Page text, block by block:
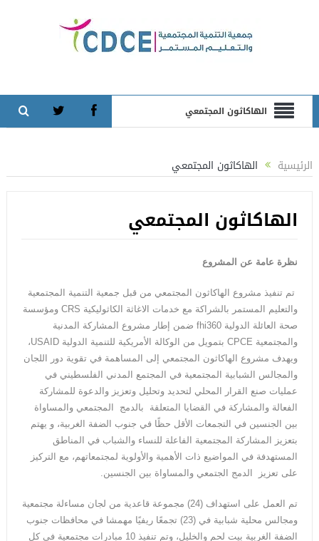
الهاكاثون المجتمعي
الرئيسية الهاكاثون المجتمعي
الهاكاثون المجتمعي
نظرة عامة عن المشروع
تم تنفيذ مشروع الهاكاثون المجتمعي من قبل جمعية التنمية المجتمعية
والتعليم المستمر بالشراكة مع خدمات الاغاثة الكاثوليكية CRS ومؤسسة
صحة العائلة الدولية fhi360 ضمن إطار مشروع المشاركة المدنية
والمجتمعية CPCE بتمويل من الوكالة الأمريكية للتنمية الدولية USAID،
ويهدف مشروع الهاكاثون المجتمعي إلى المساهمة في تقوية دور اللجان
والمجالس الشبابية المجتمعية في المجتمع المدني الفلسطيني في
عمليات صنع القرار المحلي لتحديد وتحليل وتعزيز والدعوة للمشاركة
الفعالة والمشاركة في القضايا المتعلقة بالدمج المجتمعي والمساواة
بين الجنسين في التجمعات الأقل حظًا في جنوب الضفة الغربية، و يهتم
بتعزيز المشاركة المجتمعية الفاعلة للنساء والشباب في المناطق
المستهدفة في المواضيع ذات الأهمية والأولوية لمجتمعاتهم، مع التركيز
على تعزيز الدمج الجتمعي والمساواة بين الجنسين.
تم العمل على استهداف (24) مجموعة قاعدية من لجان مساءلة مجتمعية
ومجالس محلية شبابية في (23) تجمعًا ريفيًا مهمشا في محافظات جنوب
الضفة الغربية بيت لحم والخليل، وتم تنفيذ 10 مبادرات مجتمعية في كل